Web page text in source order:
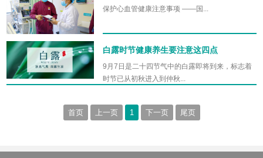
保护心血管健康注意事项 ——国...
白露时节健康养生要注意这四点
9月7日是二十四节气中的白露即将到来，标志着
时节已从初秋进入到仲秋...
首页 上一页 1 下一页 尾页